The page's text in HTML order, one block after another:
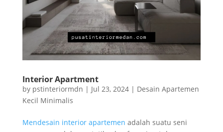
Interior Apartment
by pstinteriormdn | Jul 23, 2024| Desain Apartemen
Kecil Minimalis
Mendesain interior apartemen adalah suatu seni